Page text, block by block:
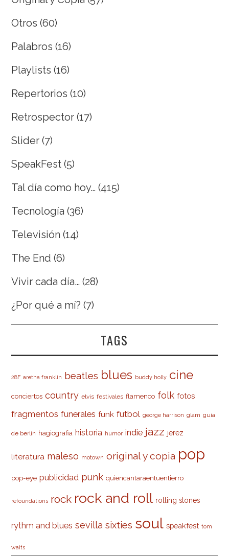
Otros (60)
Palabros (16)
Playlists (16)
Repertorios (10)
Retrospector (17)
Slider (7)
SpeakFest (5)
Tal día como hoy… (415)
Tecnología (36)
Televisión (14)
The End (6)
Vivir cada día… (28)
¿Por qué a mí? (7)
TAGS
28F aretha franklin beatles blues buddy holly cine
conciertos country elvis festivales flamenco folk fotos
fragmentos funerales funk futbol george harrison glam guía
de berlín hagiografia historia humor indie jazz jerez
literatura maleso motown original y copia pop
pop-eye publicidad punk quiencantaraentuentierro
refoundations rock rock and roll rolling stones
rythm and blues sevilla sixties soul speakfest tom
waits